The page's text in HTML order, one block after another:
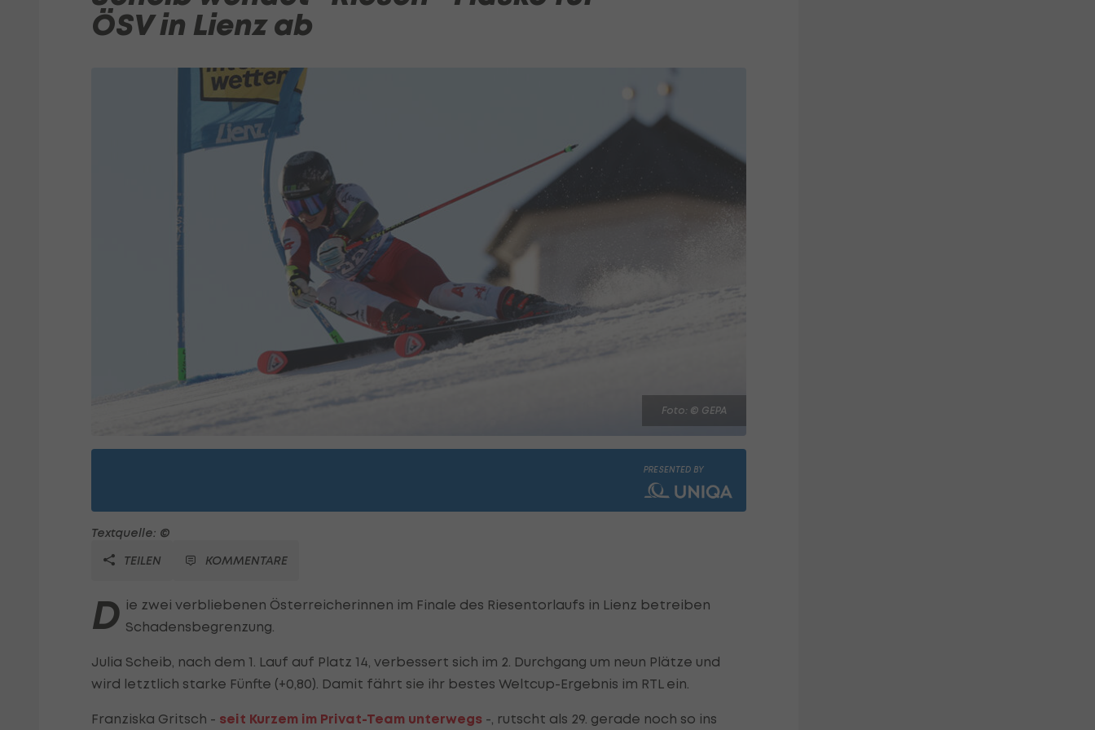
ÖSV in Lienz ab
Foto: © GEPA
PRESENTED BY
Textquelle: ©
TEILEN
KOMMENTARE
D ie zwei verbliebenen Österreicherinnen im Finale des Riesentorlaufs in Lienz betreiben
Schadensbegrenzung.
Julia Scheib, nach dem 1. Lauf auf Platz 14, verbessert sich im 2. Durchgang um neun Plätze und
wird letztlich starke Fünfte (+0,80). Damit fährt sie ihr bestes Weltcup-Ergebnis im RTL ein.
Franziska Gritsch - seit Kurzem im Privat-Team unterwegs -, rutscht als 29. gerade noch so ins